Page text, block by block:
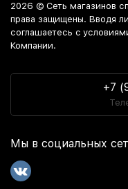
2026 © Сеть магазинов
права защищены. Вводя
соглашаетесь c
Компании.
+7
Мы в социальных